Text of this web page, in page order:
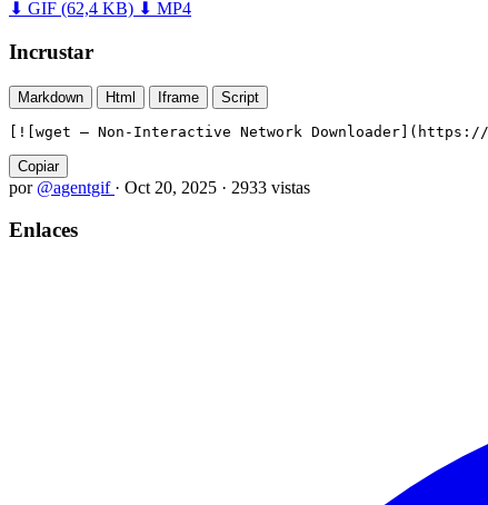
⬇ GIF (62,4 KB) ⬇ MP4
Incrustar
Markdown Html Iframe Script
[![wget — Non-Interactive Network
Copiar
por @agentgif · Oct 20, 2025 · 2933 vistas
Enlaces